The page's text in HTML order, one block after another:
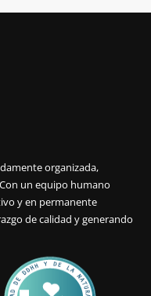
organizada,
un equipo humano
y en permanente
de calidad y generando